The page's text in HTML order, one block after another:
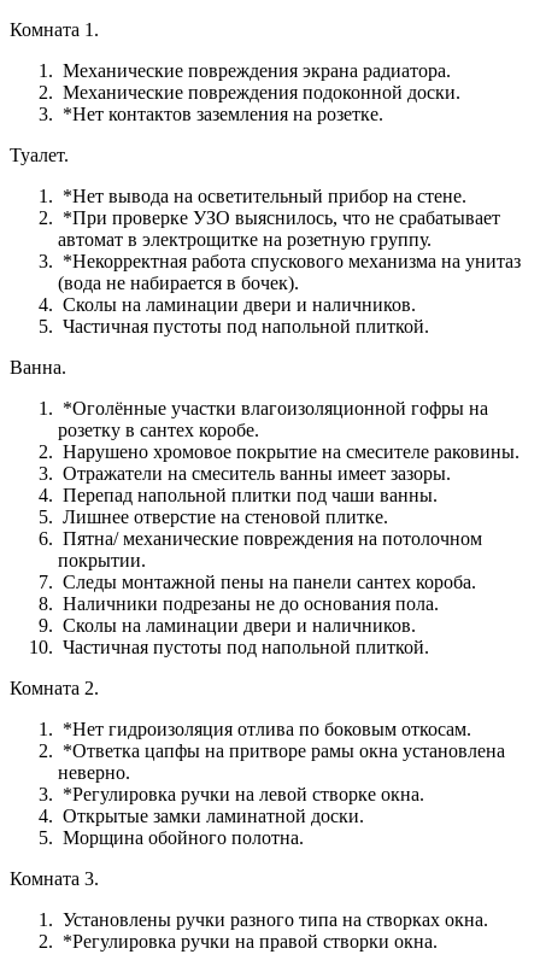
Комната 1.
Механические повреждения экрана радиатора.
Механические повреждения подоконной доски.
*Нет контактов заземления на розетке.
Туалет.
*Нет вывода на осветительный прибор на стене.
*При проверке УЗО выяснилось, что не срабатывает
автомат в электрощитке на розетную группу.
*Некорректная работа спускового механизма на унитаз
(вода не набирается в бочек).
Сколы на ламинации двери и наличников.
Частичная пустоты под напольной плиткой.
Ванна.
*Оголённые участки влагоизоляционной гофры на
розетку в сантех коробе.
Нарушено хромовое покрытие на смесителе раковины.
Отражатели на смеситель ванны имеет зазоры.
Перепад напольной плитки под чаши ванны.
Лишнее отверстие на стеновой плитке.
Пятна/ механические повреждения на потолочном
покрытии.
Следы монтажной пены на панели сантех короба.
Наличники подрезаны не до основания пола.
Сколы на ламинации двери и наличников.
Частичная пустоты под напольной плиткой.
Комната 2.
*Нет гидроизоляция отлива по боковым откосам.
*Ответка цапфы на притворе рамы окна установлена
неверно.
*Регулировка ручки на левой створке окна.
Открытые замки ламинатной доски.
Морщина обойного полотна.
Комната 3.
Установлены ручки разного типа на створках окна.
*Регулировка ручки на правой створки окна.